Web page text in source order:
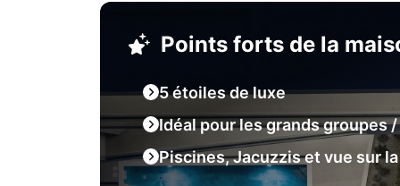
Points forts de la
5 étoiles de luxe
Idéal pour les grands groupes
Piscines, Jacuzzis et vue sur